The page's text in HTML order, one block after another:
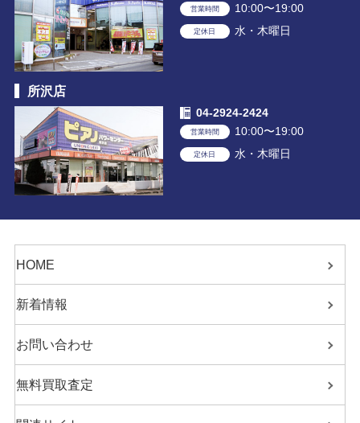
営業時間 10:00〜19:00
定休日 水・木曜日
所沢店
04-2924-2424
営業時間 10:00〜19:00
定休日 水・木曜日
HOME
新着情報
お問い合わせ
無料買取査定